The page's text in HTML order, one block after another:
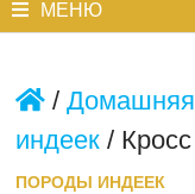
МЕНЮ
/
индеек/
ПОРОДЫ ИНДЕЕК